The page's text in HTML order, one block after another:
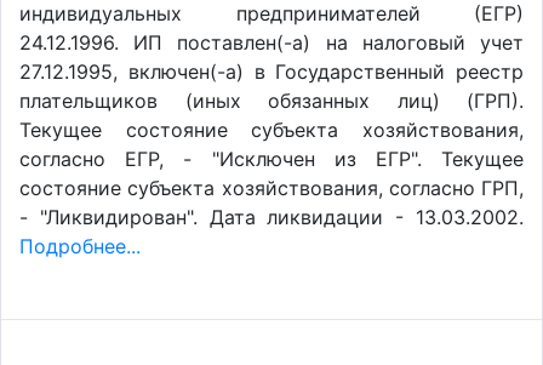
индивидуальных предпринимателей (ЕГР)
24.12.1996. ИП поставлен(-a) на налоговый учет
27.12.1995, включен(-a) в Государственный реестр
плательщиков (иных обязанных лиц) (ГРП).
Текущее состояние субъекта хозяйствования,
согласно ЕГР, - "Исключен из ЕГР". Текущее
состояние субъекта хозяйствования, согласно ГРП,
- "Ликвидирован". Дата ликвидации - 13.03.2002.
Подробнее...